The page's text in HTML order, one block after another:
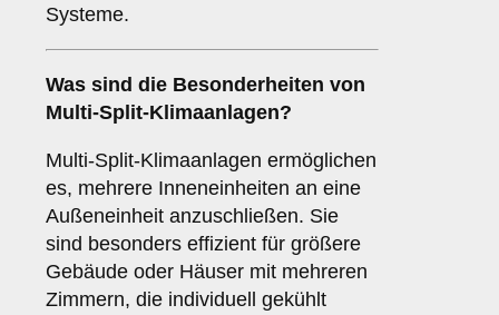
Systeme.
Was sind die Besonderheiten von
Multi-Split-Klimaanlagen?
Multi-Split-Klimaanlagen ermöglichen
es, mehrere Inneneinheiten an eine
Außeneinheit anzuschließen. Sie
sind besonders effizient für größere
Gebäude oder Häuser mit mehreren
Zimmern, die individuell gekühlt